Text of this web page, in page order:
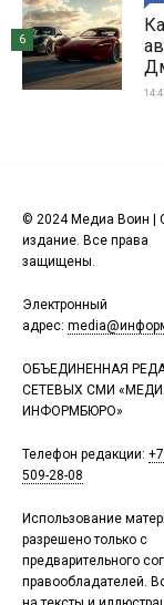
6
© 2024 Медиа Воин |
издание. Все права
защищены.
Электронный
адрес:
ОБЪЕДИНЕННАЯ
СЕТЕВЫХ СМИ
ИНФОРМБЮРО»
Телефон редакции:
509-28-08
Использование
разрешено только с
предварительного
правообладателей.